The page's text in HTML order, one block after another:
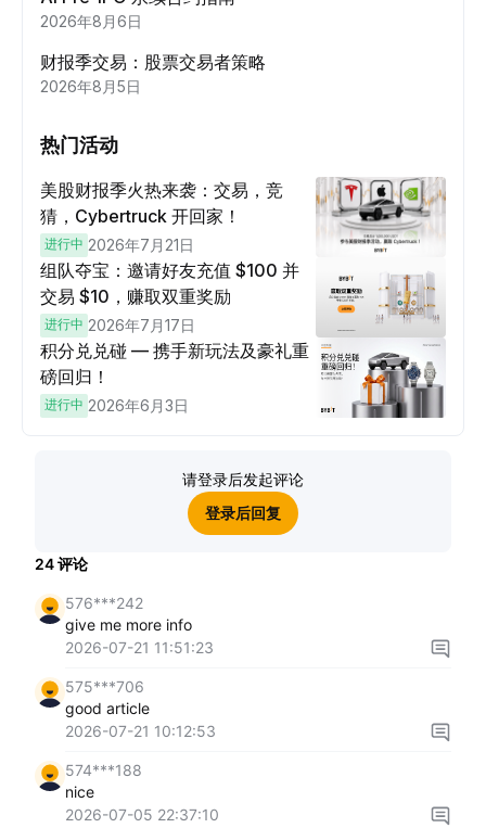
2026年8月6日
财报季交易：股票交易者策略
2026年8月5日
热门活动
美股财报季火热来袭：交易，竞
猜，Cybertruck 开回家！
进行中 2026年7月21日
组队夺宝：邀请好友充值 $100 并
交易 $10，赚取双重奖励
进行中 2026年7月17日
积分兑兑碰 — 携手新玩法及豪礼重
磅回归！
进行中 2026年6月3日
请登录后发起评论
登录后回复
24评论
576***242
give me more info
2026-07-21 11:51:23
575***706
good article
2026-07-21 10:12:53
574***188
nice
2026-07-05 22:37:10